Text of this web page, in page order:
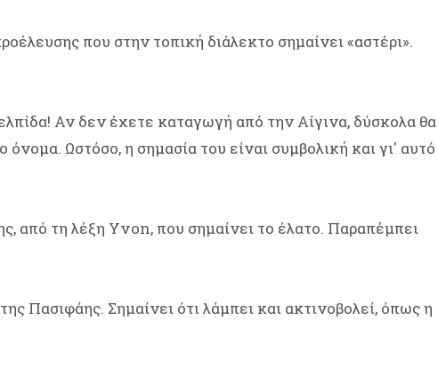
που στην τοπική διάλεκτο σημαίνει «αστέρι».
Αν δεν έχετε καταγωγή από την Αίγινα, δύσκολα θα
Ωστόσο, η σημασία του είναι συμβολική και γι' αυτό
από τη λέξη Yvon, που σημαίνει το έλατο. Παραπέμπει
Πασιφάης. Σημαίνει ότι λάμπει και ακτινοβολεί, όπως η